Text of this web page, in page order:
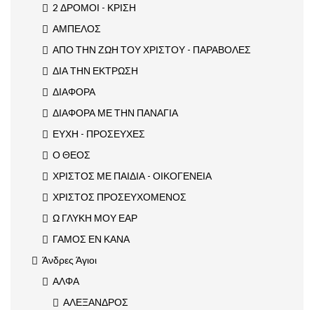
2 ΔΡΟΜΟΙ - ΚΡΙΣΗ
ΑΜΠΕΛΟΣ
ΑΠΟ ΤΗΝ ΖΩΗ ΤΟΥ ΧΡΙΣΤΟΥ - ΠΑΡΑΒΟΛΕΣ
ΔΙΑ ΤΗΝ ΕΚΤΡΩΣΗ
ΔΙΑΦΟΡΑ
ΔΙΑΦΟΡΑ ΜΕ ΤΗΝ ΠΑΝΑΓΙΑ
ΕΥΧΗ - ΠΡΟΣΕΥΧΕΣ
Ο ΘΕΟΣ
ΧΡΙΣΤΟΣ ΜΕ ΠΑΙΔΙΑ - ΟΙΚΟΓΕΝΕΙΑ
ΧΡΙΣΤΟΣ ΠΡΟΣΕΥΧΟΜΕΝΟΣ
Ω ΓΛΥΚΗ ΜΟΥ ΕΑΡ
ΓΑΜΟΣ ΕΝ ΚΑΝΑ
Άνδρες Άγιοι
ΑΛΦΑ
ΑΛΕΞΑΝΔΡΟΣ